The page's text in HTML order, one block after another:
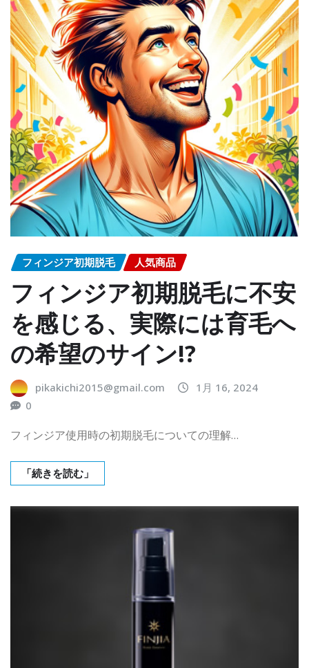
フィンジア初期脱毛 人気商品
フィンジア初期脱毛に不安
を感じる、実際には育毛へ
の希望のサイン!?
pikakichi2015@gmail.com
1月 16, 2024
0
フィンジア使用時の初期脱毛についての理解…
「続きを読む」